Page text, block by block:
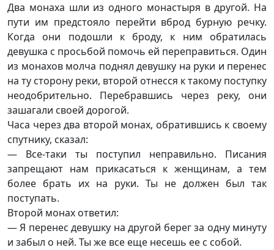
Два монаха шли из одного монастыря в другой. На
пути им предстояло перейти вброд бурную речку.
Когда они подошли к броду, к ним обратилась
девушка с просьбой помочь ей переправиться. Один
из монахов молча поднял девушку на руки и перенес
на ту сторону реки, второй отнесся к такому поступку
неодобрительно. Перебравшись через реку, они
зашагали своей дорогой.
Часа через два второй монах, обратившись к своему
спутнику, сказал:
— Все-таки ты поступил неправильно. Писания
запрещают нам прикасаться к женщинам, а тем
более брать их на руки. Ты не должен был так
поступать.
Второй монах ответил:
— Я перенес девушку на другой берег за одну минуту
и забыл о ней. Ты же все еще несешь ее с собой.